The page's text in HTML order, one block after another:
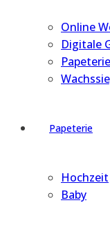
Online
Digitale
Papeterie
Papeterie
Hochzeit
Baby